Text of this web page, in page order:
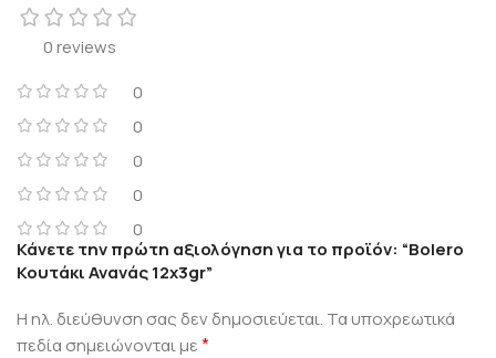
0 reviews
0
0
0
0
0
Κάνετε την πρώτη αξιολόγηση για το προϊόν: “Bolero
Κουτάκι Ανανάς 12x3gr”
Η ηλ. διεύθυνση σας δεν δημοσιεύεται. Τα υποχρεωτικά
πεδία σημειώνονται με*